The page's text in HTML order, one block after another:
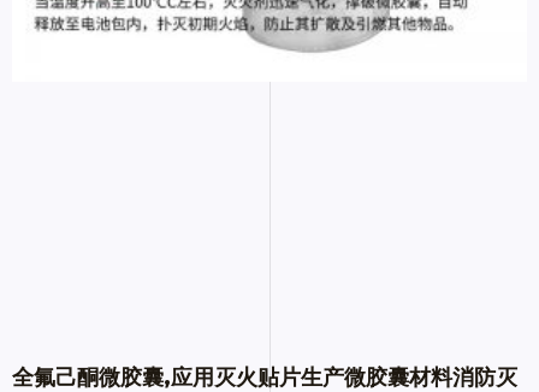
全氟己酮微胶囊,应用灭火贴片生产微胶囊材料消防灭